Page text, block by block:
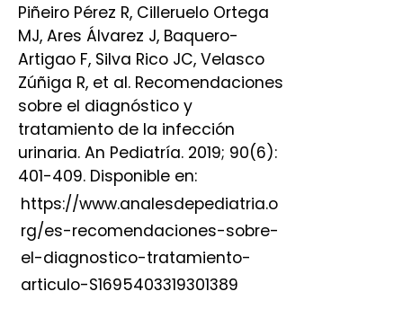
Piñeiro Pérez R, Cilleruelo Ortega
MJ, Ares Álvarez J, Baquero-
Artigao F, Silva Rico JC, Velasco
Zúñiga R, et al. Recomendaciones
sobre el diagnóstico y
tratamiento de la infección
urinaria. An Pediatría. 2019; 90(6):
401-409. Disponible en:
https://www.analesdepediatria.o
rg/es-recomendaciones-sobre-
el-diagnostico-tratamiento-
articulo-S1695403319301389